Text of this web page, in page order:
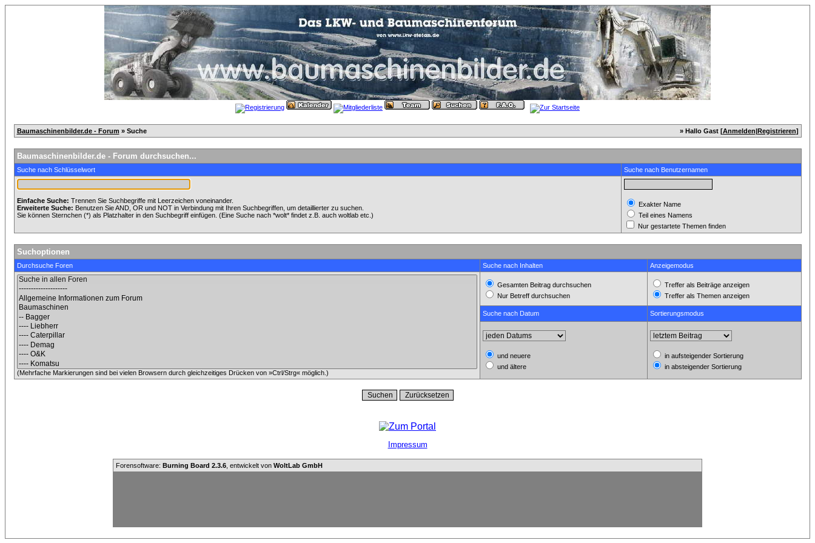
Baumaschinenbilder.de - Forum » Suche » Hallo Gast [Anmelden|Registrieren]
Baumaschinenbilder.de - Forum durchsuchen...
Suche nach Schlüsselwort Suche nach Benutzernamen
Einfache Suche: Trennen Sie Suchbegriffe mit Leerzeichen voneinander.
Erweiterte Suche: Benutzen Sie AND, OR und NOT in Verbindung mit Ihren Suchbegriffen, um detaillierter zu suchen.
Sie können Sternchen (*) als Platzhalter in den Suchbegriff einfügen. (Eine Suche nach *wolt* findet z.B. auch woltlab etc.)
Exakter Name
Teil eines Namens
Nur gestartete Themen finden
Suchoptionen
Durchsuche Foren Suche nach Inhalten Anzeigemodus
(Mehrfache Markierungen sind bei vielen Browsern durch gleichzeitiges Drücken von »Ctrl/Strg« möglich.)
Gesamten Beitrag durchsuchen
Nur Betreff durchsuchen
Treffer als Beiträge anzeigen
Treffer als Themen anzeigen
Suche nach Datum Sortierungsmodus
und neuere
und ältere
in aufsteigender Sortierung
in absteigender Sortierung
Impressum
Forensoftware: Burning Board 2.3.6 , entwickelt von WoltLab GmbH